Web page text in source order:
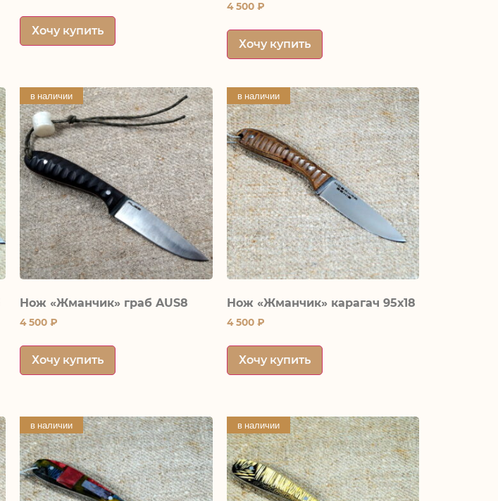
Хочу купить
4 500 ₽
Хочу купить
в наличии
Нож «Жманчик» граб AUS8
4 500₽
Хочу купить
в наличии
Нож «Жманчик» карагач 95х18
4 500 ₽
Хочу купить
в наличии в наличии